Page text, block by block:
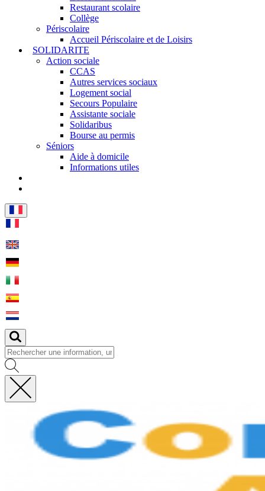
Restaurant scolaire
Collège
Périscolaire
Accueil Périscolaire et de Loisirs
SOLIDARITE
Action sociale
CCAS
Autres services sociaux
Logement social
Secours Populaire
Assistante sociale
Solidaribus
Bourse au permis
Séniors
Aide à domicile
Informations utiles
Fermer
recherche